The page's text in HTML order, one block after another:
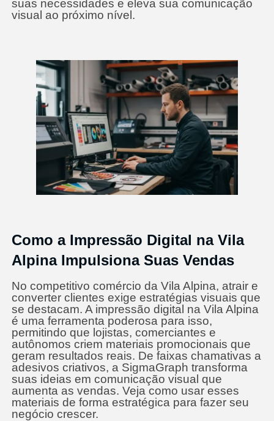
suas necessidades e eleva sua comunicação
visual ao próximo nível.
Como a Impressão Digital na Vila
Alpina Impulsiona Suas Vendas
No competitivo comércio da Vila Alpina, atrair e
converter clientes exige estratégias visuais que
se destacam. A impressão digital na Vila Alpina
é uma ferramenta poderosa para isso,
permitindo que lojistas, comerciantes e
autônomos criem materiais promocionais que
geram resultados reais. De faixas chamativas a
adesivos criativos, a SigmaGraph transforma
suas ideias em comunicação visual que
aumenta as vendas. Veja como usar esses
materiais de forma estratégica para fazer seu
negócio crescer.